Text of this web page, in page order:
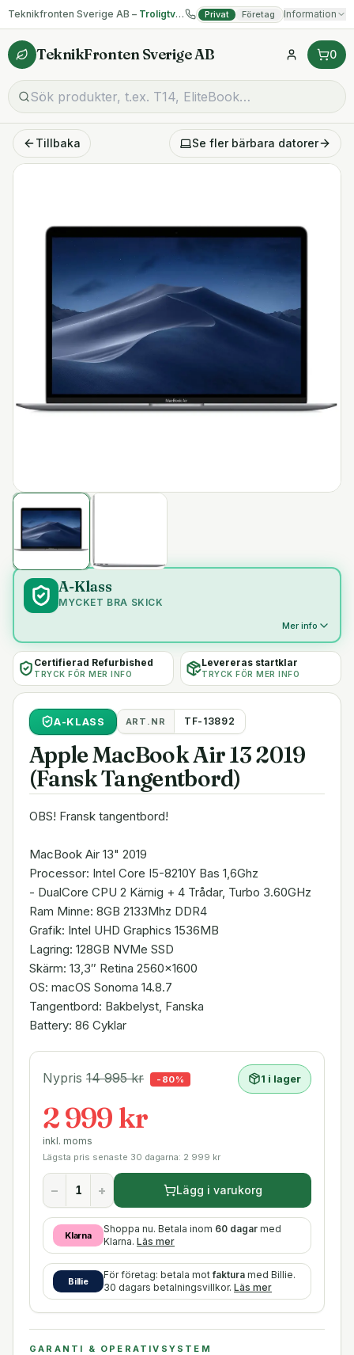
Teknikfronten Sverige AB – Troligtvis billigast på begagnad IT! Privat Företag Information
TeknikFronten Sverige AB 0
Tillbaka Se fler bärbara datorer
A-Klass
MYCKET BRA SKICK
Mer info
Certifierad Refurbished
TRYCK FÖR MER INFO
Levereras startklar
TRYCK FÖR MER INFO
A-KLASS ART.NR TF-13892
Apple MacBook Air 13 2019
(Fansk Tangentbord)
OBS! Fransk tangentbord!
MacBook Air 13" 2019
Processor: Intel Core I5-8210Y Bas 1,6Ghz
- DualCore CPU 2 Kärnig + 4 Trådar, Turbo 3.60GHz
Ram Minne: 8GB 2133Mhz DDR4
Grafik: Intel UHD Graphics 1536MB
Lagring: 128GB NVMe SSD
Skärm: 13,3″ Retina 2560x1600
OS: macOS Sonoma 14.8.7
Tangentbord: Bakbelyst, Fanska
Battery: 86 Cyklar
Nypris 14 995kr - 80% 1 i lager
2 999 kr
inkl. moms
Lägsta pris senaste 30 dagarna: 2 999 kr
− + Lägg i varukorg
Klarna
Shoppa nu. Betala inom 60 dagar med
Klarna. Läs mer
Billie
För företag: betala motfaktura med Billie.
30 dagars betalningsvillkor. Läs mer
GARANTI & OPERATIVSYSTEM